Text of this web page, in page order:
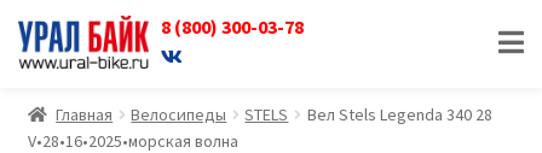
8 (800) 300-03-78
Перейти
к
навигации
Перейти
к
содержимому
Главная Велосипеды STELS
Вел Stels Legenda 340 28
V•28•16•2025•морская волна